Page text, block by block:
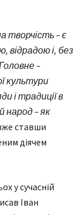
творчість – є
відрадою і, без
–
культури
і традиції в
народ – як
ставши
діячем
у сучасній
Іван